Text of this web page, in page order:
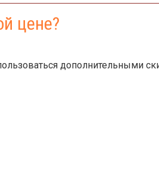
цене?
дополнительными